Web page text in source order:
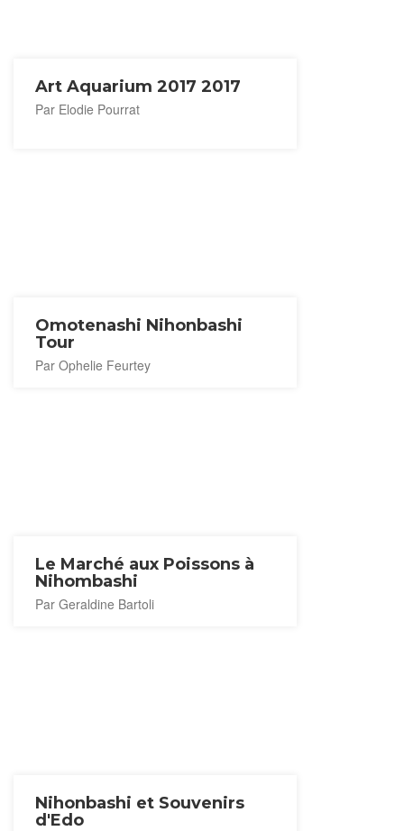
Art Aquarium 2017 2017
Par Elodie Pourrat
Omotenashi Nihonbashi
Tour
Par Ophelie Feurtey
Le Marché aux Poissons à
Nihombashi
Par Geraldine Bartoli
Nihonbashi et Souvenirs
d'Edo